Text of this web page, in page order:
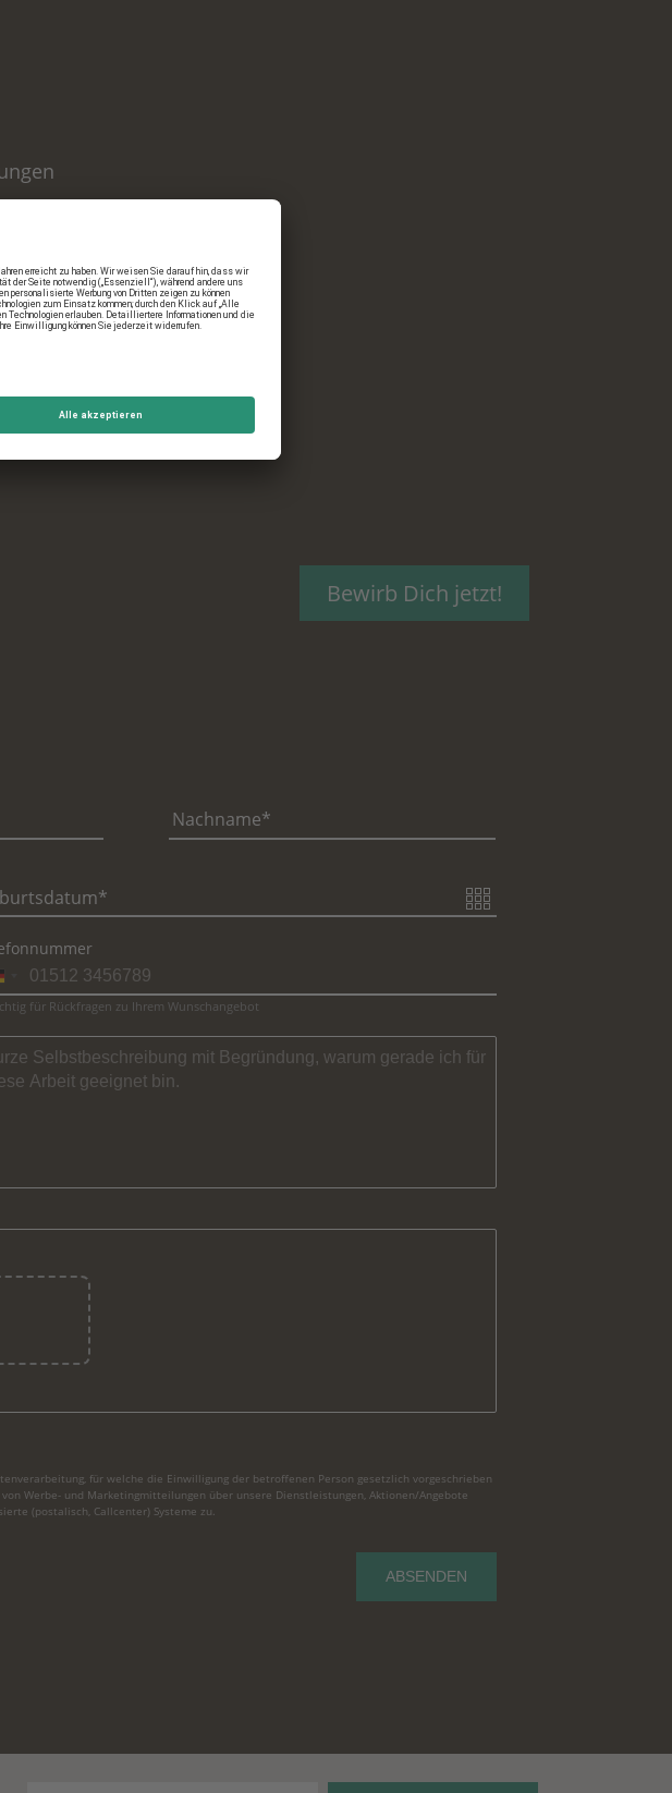
Exhibitions)
Bewirb Dich jetzt!
Nachname
für Rückfragen zu Ihrem Wunschangebot
für welche die Einwilligung der betroffenen Person gesetzlich vorgeschrieben
Werbe- und Marketingmitteilungen über unsere Dienstleistungen, Aktionen/Angebote
(postalisch, Callcenter) Systeme zu.
ABSENDEN